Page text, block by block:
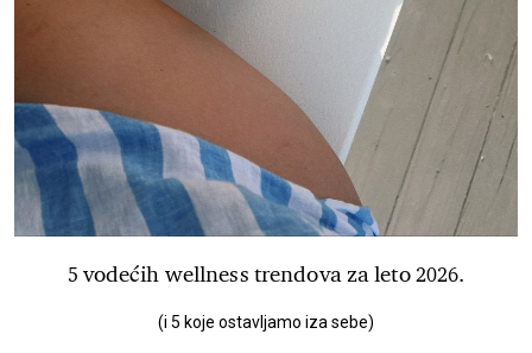
5 vodećih wellness trendova za leto 2026.
(i 5 koje ostavljamo iza sebe)